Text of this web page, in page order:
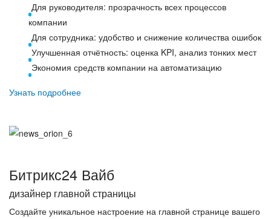
Для руководителя: прозрачность всех процессов
компании
Для сотрудника: удобство и снижение количества ошибок
Улучшенная отчётность: оценка KPI, анализ тонких мест
Экономия средств компании на автоматизацию
Узнать подробнее
Битрикс24 Вайб
дизайнер главной страницы
Создайте уникальное настроение на главной странице вашего